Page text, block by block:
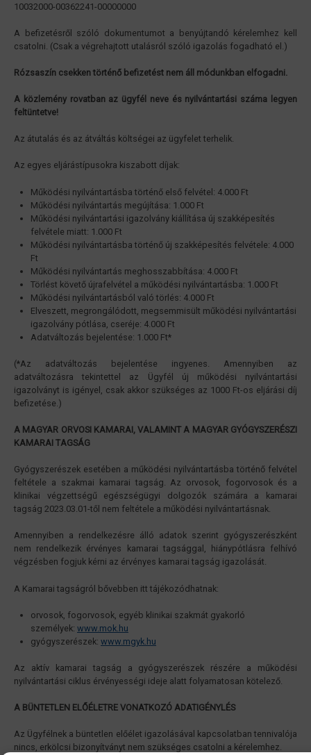
10032000-00362241-00000000
A befizetésről szóló dokumentumot a benyújtandó kérelemhez kell
csatolni. (Csak a végrehajtott utalásról szóló igazolás fogadható el.)
Rózsaszín csekken történő befizetést nem áll módunkban elfogadni.
A közlemény rovatban az ügyfél neve és nyilvántartási száma legyen
feltüntetve!
Az átutalás és az átváltás költségei az ügyfelet terhelik.
Az egyes eljárástípusokra kiszabott díjak:
Működési nyilvántartásba történő első felvétel: 4.000 Ft
Működési nyilvántartás megújítása: 1.000 Ft
Működési nyilvántartási igazolvány kiállítása új szakképesítés
felvétele miatt: 1.000 Ft
Működési nyilvántartásba történő új szakképesítés felvétele: 4.000
Ft
Működési nyilvántartás meghosszabbítása: 4.000 Ft
Törlést követő újrafelvétel a működési nyilvántartásba: 1.000 Ft
Működési nyilvántartásból való törlés: 4.000 Ft
Elveszett, megrongálódott, megsemmisült működési nyilvántartási
igazolvány pótlása, cseréje: 4.000 Ft
Adatváltozás bejelentése: 1.000 Ft*
(*Az adatváltozás bejelentése ingyenes. Amennyiben az
adatváltozásra tekintettel az Ügyfél új működési nyilvántartási
igazolványt is igényel, csak akkor szükséges az 1000 Ft-os eljárási díj
befizetése.)
A MAGYAR ORVOSI KAMARAI, VALAMINT A MAGYAR GYÓGYSZERÉSZI
KAMARAI TAGSÁG
Gyógyszerészek esetében a működési nyilvántartásba történő felvétel
feltétele a szakmai kamarai tagság. Az orvosok, fogorvosok és a
klinikai végzettségű egészségügyi dolgozók számára a kamarai
tagság 2023.03.01-től nem feltétele a működési nyilvántartásnak.
Amennyiben a rendelkezésre álló adatok szerint gyógyszerészként
nem rendelkezik érvényes kamarai tagsággal, hiánypótlásra felhívó
végzésben fogjuk kérni az érvényes kamarai tagság igazolását.
A Kamarai tagságról bővebben itt tájékozódhatnak:
orvosok, fogorvosok, egyéb klinikai szakmát gyakorló
személyek: www.mok.hu
gyógyszerészek: www.mgyk.hu
Az aktív kamarai tagság a gyógyszerészek részére a működési
nyilvántartási ciklus érvényességi ideje alatt folyamatosan kötelező.
A BÜNTETLEN ELŐÉLETRE VONATKOZÓ ADATIGÉNYLÉS
Az Ügyfélnek a büntetlen előélet igazolásával kapcsolatban tennivalója
nincs, erkölcsi bizonyítványt nem szükséges csatolni a kérelemhez.